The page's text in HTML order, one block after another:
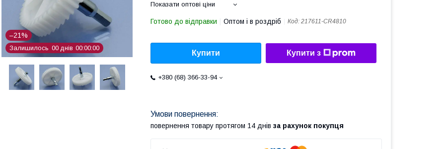
–21%
Залишилось 00 днів 00 00 00
Показати оптові ціни
Готово до відправки Оптом і в роздріб Код: 217611-CR4810
Купити Купити з
+380 (68) 366-33-94
повернення товару протягом 14 днів за рахунок покупця